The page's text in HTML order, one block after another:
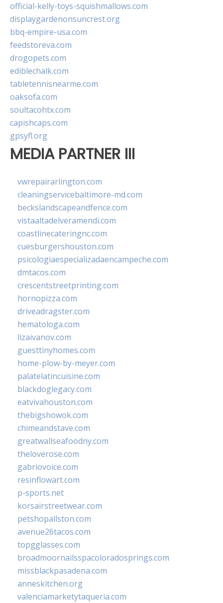
official-kelly-toys-squishmallows.com
displaygardenonsuncrest.org
bbq-empire-usa.com
feedstoreva.com
drogopets.com
ediblechalk.com
tabletennisnearme.com
oaksofa.com
soultacohtx.com
capishcaps.com
gpsyfl.org
MEDIA PARTNER III
vwrepairarlington.com
cleaningservicebaltimore-md.com
beckslandscapeandfence.com
vistaaltadelveramendi.com
coastlinecateringnc.com
cuesburgershouston.com
psicologiaespecializadaencampeche.com
dmtacos.com
crescentstreetprinting.com
hornopizza.com
driveadragster.com
hematologa.com
lizaivanov.com
guesttinyhomes.com
home-plow-by-meyer.com
palatelatincuisine.com
blackdoglegacy.com
eatvivahouston.com
thebigshowok.com
chimeandstave.com
greatwallseafoodny.com
theloverose.com
gabriovoice.com
resinflowart.com
p-sports.net
korsairstreetwear.com
petshopallston.com
avenue26tacos.com
topgglasses.com
broadmoornailsspacoloradosprings.com
missblackpasadena.com
anneskitchen.org
valenciamarketytaqueria.com